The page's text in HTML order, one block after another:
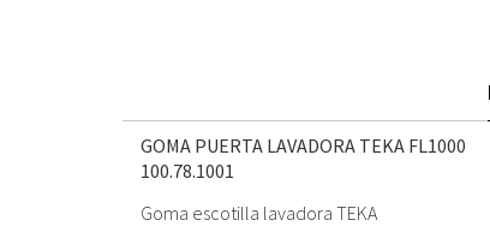
GOMA PUERTA LAVADORA TEKA FL1000
100.78.1001
Goma escotilla lavadora TEKA